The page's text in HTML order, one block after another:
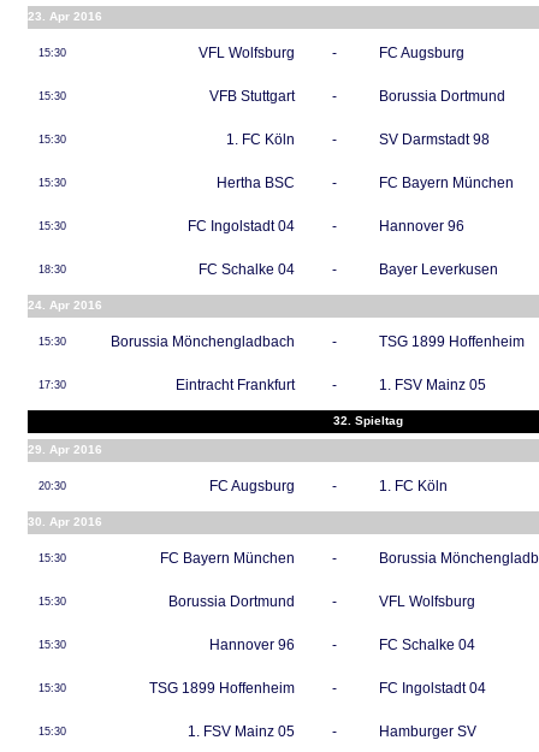
23. Apr 2016
15:30 VFL Wolfsburg - FC Augsburg
15:30 VFB Stuttgart - Borussia Dortmund
15:30 1. FC Köln - SV Darmstadt 98
15:30 Hertha BSC - FC Bayern München
15:30 FC Ingolstadt 04 - Hannover 96
18:30 FC Schalke 04 - Bayer Leverkusen
24. Apr 2016
15:30 Borussia Mönchengladbach - TSG 1899 Hoffenheim
17:30 Eintracht Frankfurt - 1. FSV Mainz 05
32. Spieltag
29. Apr 2016
20:30 FC Augsburg - 1. FC Köln
30. Apr 2016
15:30 FC Bayern München - Borussia
15:30 Borussia Dortmund - VFL Wolfsburg
15:30 Hannover 96 - FC Schalke 04
15:30 TSG 1899 Hoffenheim - FC Ingolstadt 04
15:30 1. FSV Mainz 05 - Hamburger SV